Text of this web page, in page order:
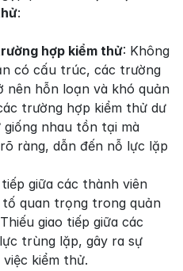
:
hợp kiểm thử: Không
có cấu trúc, các trường
hỗn loạn và khó quản
trường hợp kiểm thử dư
nhau tồn tại mà
ràng, dẫn đến nỗ lực lặp
tiếp giữa các thành viên
quan trọng trong quản
giao tiếp giữa các
trùng lặp, gây ra sự
kiểm thử.